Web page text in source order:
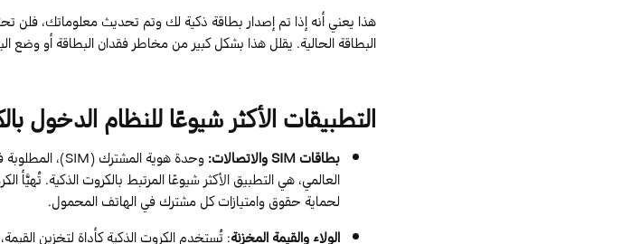
هذا يعني أنه إذا تم إصدار بطاقة ذكية لك وتم تحديث معلوماتك، فلن
البطاقة الحالية. يقلل هذا بشكل كبير منمخاطرفقدان البطاقة أو وضع
التطبيقاتالأكثرشيوعًاللنظام الدخول
بطاقاتSIMوالاتصالات:وحدة هوية المشترك (SIM)،
العالمي، هي التطبيق الأكثر شيوعًا المرتبط بالكروت الذكية. تُهيَّأ
لحماية حقوق وامتيازات كل مشترك في الهاتف المحمول.
الولاء والقيمة المخزنة: تُستخدم الكروت الذكية كأداة لتخزين